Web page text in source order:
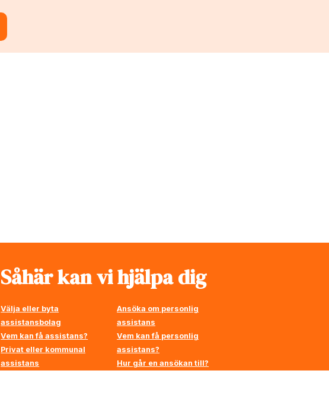
Såhär kan vi hjälpa dig
Välja eller byta
assistansbolag
Vem kan få assistans?
Privat eller kommunal
assistans
Ansöka om personlig
assistans
Vem kan få personlig
assistans?
Hur går en ansökan till?